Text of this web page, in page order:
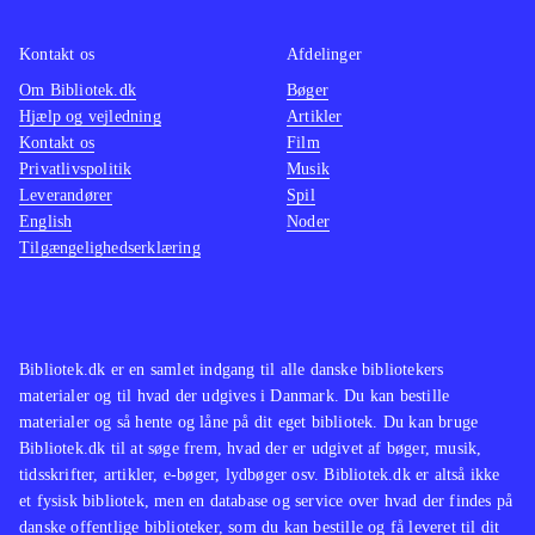
Der er udelukkende mulighed for
singleplayer og ingen onlinefunktion.
Spillet kan gennemføres på 6-7 timer
I opbygning, plot og grafik ligner
spillet andre Springdale-spil som fx
Ud over engene og Over stok og
før. Spillet bidrager ikke med nyt til
genren, men er bestemt et hyggeligt,
om end lidt kortvarigt, bekendtskab.
Bibliotek.dk er en samlet indgang til alle danske bibliotekers
materialer og til hvad der udgives i Danmark. Du kan bestille
materialer og så hente og låne på dit eget bibliotek. Du kan bruge
Bibliotek.dk til at søge frem, hvad der er udgivet af bøger, musik,
tidsskrifter, artikler, e-bøger, lydbøger osv. Bibliotek.dk er altså ikke
et fysisk bibliotek, men en database og service over hvad der findes på
danske offentlige biblioteker, som du kan bestille og få leveret til dit
Kontakt os
Om Bibliotek.dk
Hjælp og vejledning
Kontakt os
Privatlivspolitik
Leverandører
English
Tilgængelighedserklæring
Afdelinger
Bøger
Artikler
Film
Musik
Spil
Noder